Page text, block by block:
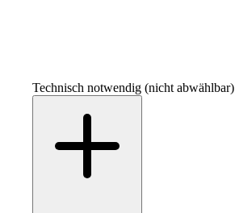
Technisch notwendig (nicht abwählbar)